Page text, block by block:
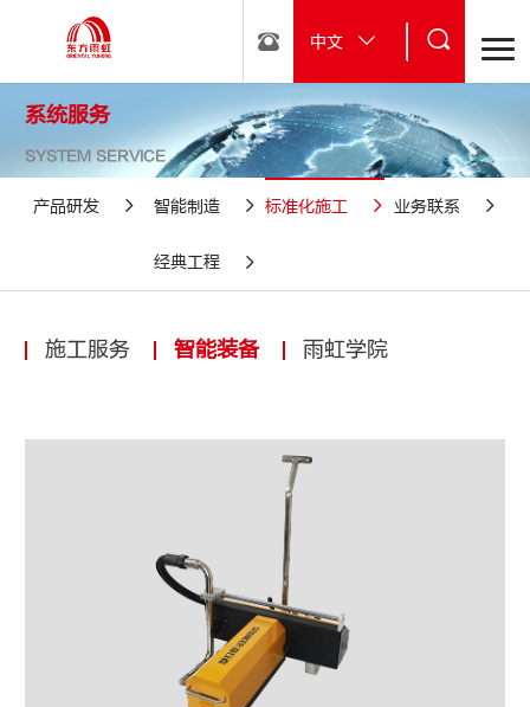
中文
系统服务
SYSTEM SERVICE
产品研发 智能制造 标准化施工 业务联系
经典工程
施工服务 智能装备 雨虹学院